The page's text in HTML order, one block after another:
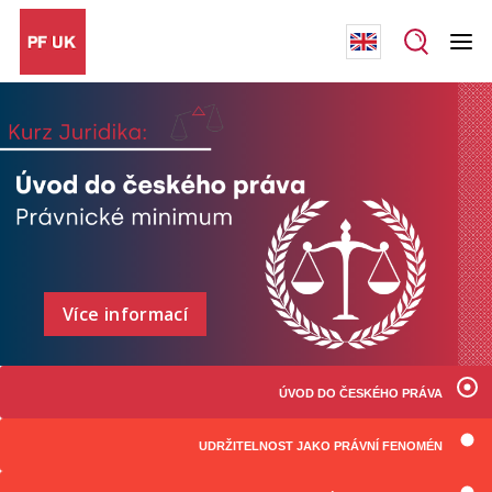
ÚVOD DO ČESKÉHO PRÁVA
UDRŽITELNOST JAKO PRÁVNÍ FENOMÉN
Více informací